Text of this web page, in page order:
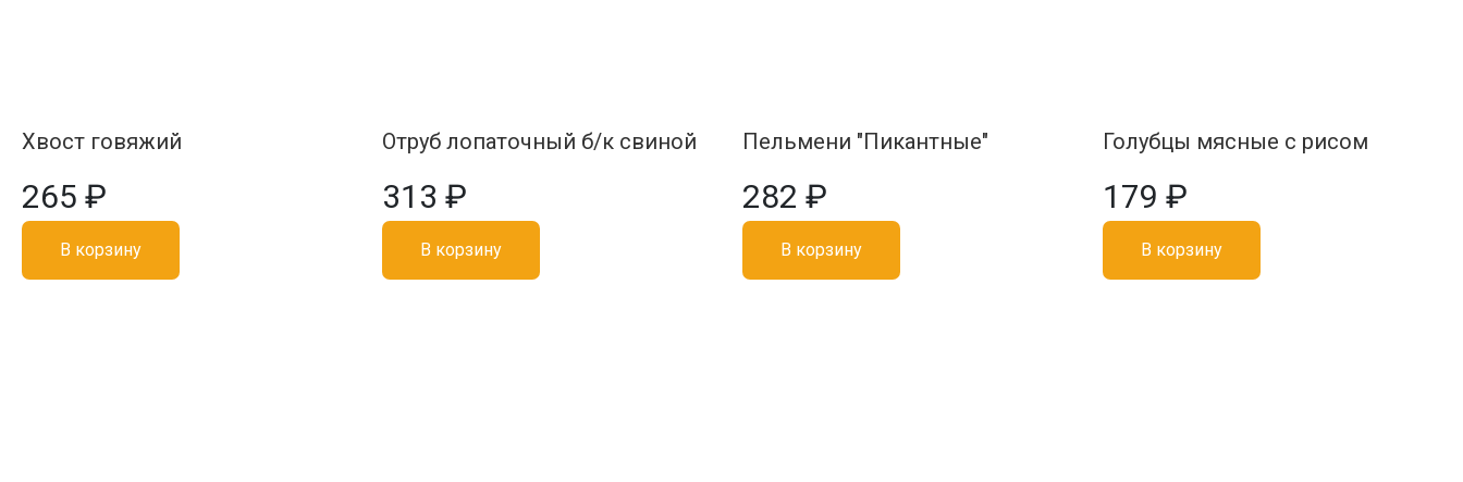
Хвост говяжий
265 ₽
В корзину
Отруб лопаточный б/к свиной
313 ₽
В корзину
Пельмени "Пикантные"
282 ₽
В корзину
Голубцы мясные с рисом
179 ₽
В корзину